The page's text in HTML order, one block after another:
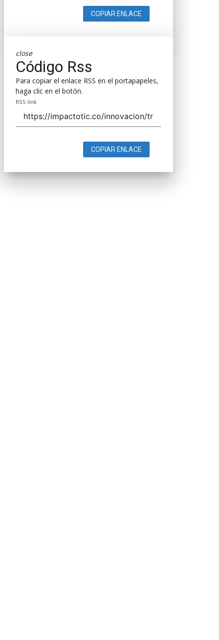
COPIAR ENLACE
close
Código Rss
Para copiar el enlace RSS en el portapapeles,
haga clic en el botón.
RSS link
COPIAR ENLACE